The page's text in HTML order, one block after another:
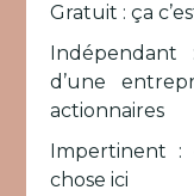
Gratuit : ça
Indépendant
d’une
actionnaires
Impertinent
chose ici